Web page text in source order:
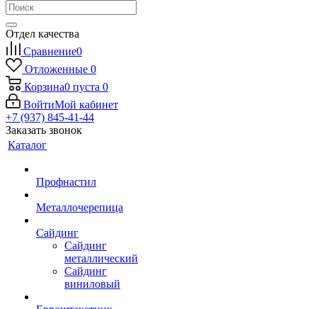
Отдел качества
Сравнение0
Отложенные 0
Корзина0 пуста 0
ВойтиМой кабинет
+7 (937) 845-41-44
Заказать звонок
Каталог
Профнастил
Металлочерепица
Сайдинг
Сайдинг
металлический
Сайдинг
виниловый